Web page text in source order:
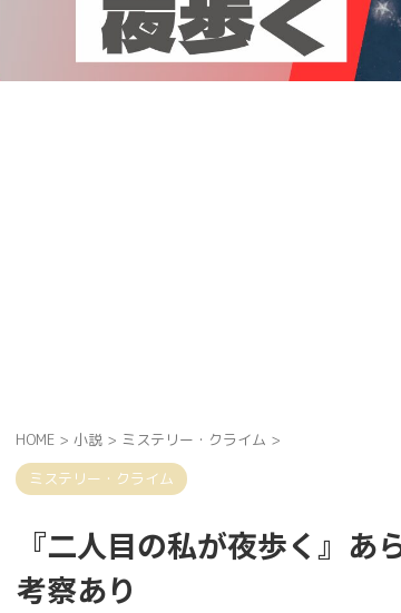
HOME > 小説 > ミステリー・クライム >
ミステリー・クライム
『二人目の私が夜歩く』
考察あり